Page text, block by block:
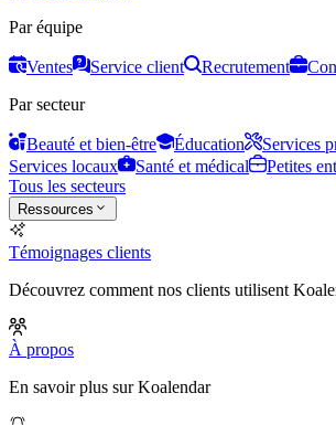
Par équipe
Ventes Service client Recrutement
Par secteur
Beauté et bien-être Éducation
Services
Services locaux
Santé et médical
Petites
Tous les secteurs
Ressources
Témoignages clients
Découvrez comment nos clients utilisent
À propos
En savoir plus sur Koalendar